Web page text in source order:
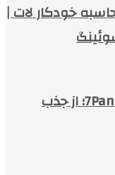
خودکار لات |
خدمات شبکه‌های اجتماعی 7Panel؛ از جذب